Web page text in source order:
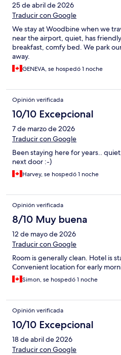
25 de abril de 2026
Traducir con Google
We stay at Woodbine when we
near the airport, quiet, has
breakfast, comfy bed. We park
away.
GENEVA, se hospedó 1 noche
Opinión verificada
10/10 Excepcional
7 de marzo de 2026
Traducir con Google
Been staying here for years..
next door :-)
Harvey, se hospedó 1 noche
Opinión verificada
8/10 Muy buena
12 de mayo de 2026
Traducir con Google
Room is generally clean. Hotel is
Convenient location for early
Simon, se hospedó 1 noche
Opinión verificada
10/10 Excepcional
18 de abril de 2026
Traducir con Google